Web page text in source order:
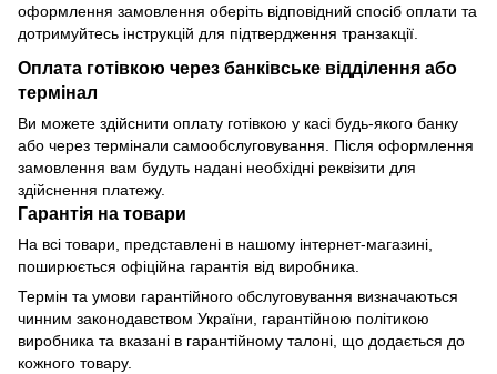
оформлення замовлення оберіть відповідний спосіб оплати та
дотримуйтесь інструкцій для підтвердження транзакції.
Оплата готівкою через банківське відділення або
термінал
Ви можете здійснити оплату готівкою у касі будь-якого банку
або через термінали самообслуговування. Після оформлення
замовлення вам будуть надані необхідні реквізити для
здійснення платежу.
Гарантія на товари
На всі товари, представлені в нашому інтернет-магазині,
поширюється офіційна гарантія від виробника.
Термін та умови гарантійного обслуговування визначаються
чинним законодавством України, гарантійною політикою
виробника та вказані в гарантійному талоні, що додається до
кожного товару.